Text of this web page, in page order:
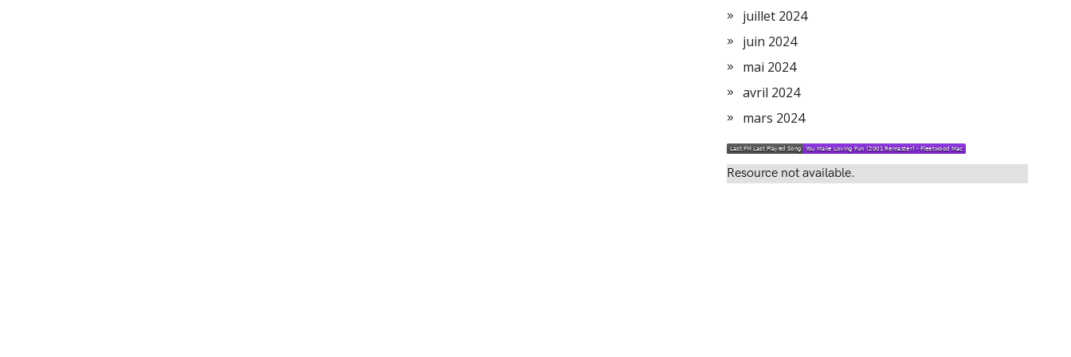
juillet 2024
juin 2024
mai 2024
avril 2024
mars 2024